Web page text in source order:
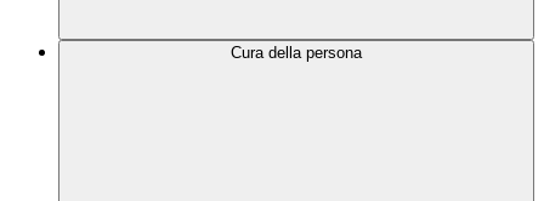
Cura della persona